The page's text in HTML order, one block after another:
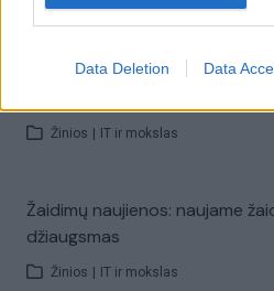
Data Deletion Data
Žinios IT ir mokslas
Žaidimų naujienos: naujame
džiaugsmas
Žinios IT ir mokslas